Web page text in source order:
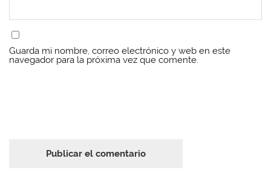
Guarda mi nombre, correo electrónico y web en este
navegador para la próxima vez que comente.